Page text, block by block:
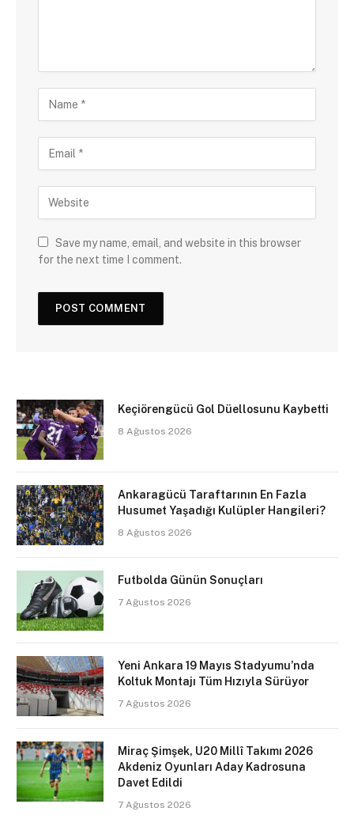
Save my name, email, and website in this browser
for the next time I comment.
Keçiörengücü Gol Düellosunu Kaybetti
8 Ağustos 2026
Ankaragücü Taraftarının En Fazla
Husumet Yaşadığı Kulüpler Hangileri?
8 Ağustos 2026
Futbolda Günün Sonuçları
7 Ağustos 2026
Yeni Ankara 19 Mayıs Stadyumu’nda
Koltuk Montajı Tüm Hızıyla Sürüyor
7 Ağustos 2026
Miraç Şimşek, U20 Millî Takımı 2026
Akdeniz Oyunları Aday Kadrosuna
Davet Edildi
7 Ağustos 2026